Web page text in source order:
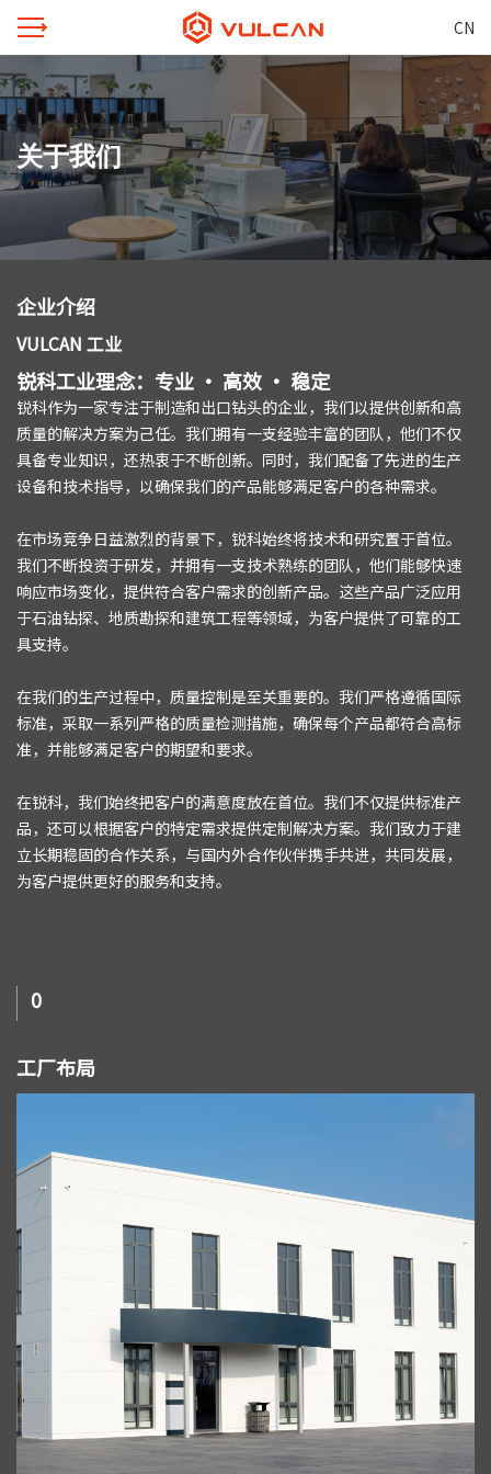
CN
关于我们
企业介绍
VULCAN 工业
锐科工业理念：专业 · 高效 · 稳定
锐科作为一家专注于制造和出口钻头的企业，我们以提供创新和高
质量的解决方案为己任。我们拥有一支经验丰富的团队，他们不仅
具备专业知识，还热衷于不断创新。同时，我们配备了先进的生产
设备和技术指导，以确保我们的产品能够满足客户的各种需求。
在市场竞争日益激烈的背景下，锐科始终将技术和研究置于首位。
我们不断投资于研发，并拥有一支技术熟练的团队，他们能够快速
响应市场变化，提供符合客户需求的创新产品。这些产品广泛应用
于石油钻探、地质勘探和建筑工程等领域，为客户提供了可靠的工
具支持。
在我们的生产过程中，质量控制是至关重要的。我们严格遵循国际
标准，采取一系列严格的质量检测措施，确保每个产品都符合高标
准，并能够满足客户的期望和要求。
在锐科，我们始终把客户的满意度放在首位。我们不仅提供标准产
品，还可以根据客户的特定需求提供定制解决方案。我们致力于建
立长期稳固的合作关系，与国内外合作伙伴携手共进，共同发展，
为客户提供更好的服务和支持。
0
工厂布局